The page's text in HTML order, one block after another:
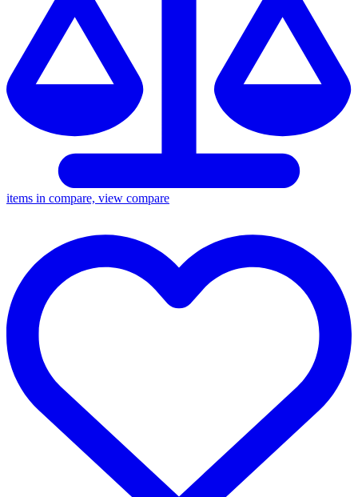
items in compare, view compare